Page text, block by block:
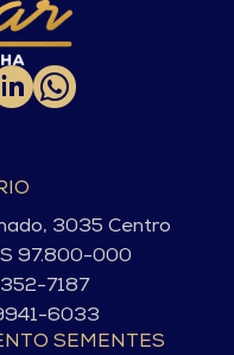
3035 Centro
97.800-000
7187
6033
SEMENTES